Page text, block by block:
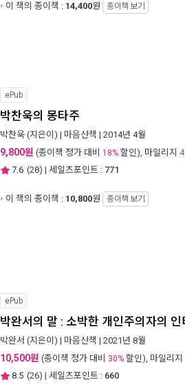
이 책의 종이책 : 14,400원 종이책 보기
ePub
박찬욱의 몽타주
박찬욱 (지은이) | 마음산책 | 2014년 4월
9,800원 (종이책 정가 대비 18% 할인), 마일리지
7.6 (28) | 세일즈포인트 : 771
이 책의 종이책 : 10,800원 종이책 보기
ePub
박완서의 말 : 소박한 개인주의자의 인
박완서 (지은이) | 마음산책 | 2021년 8월
10,500원 (종이책 정가 대비 30% 할인), 마일리지
8.5 (26) | 세일즈포인트 : 660